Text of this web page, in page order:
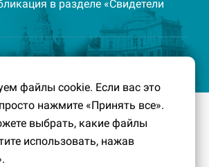
в разделе «Свидетели
берег Финского залива
которого трудно представить себе
ландшафт Петербурга и
области.
файлы cookie. Если вас это
нажмите «Принять все».
выбрать, какие файлы
использовать, нажав